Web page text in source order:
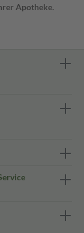
Apotheke.